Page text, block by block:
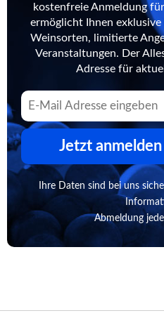
kostenfreie Anmeldung
ermöglicht Ihnen
Weinsorten, limitierte
Veranstaltungen. Der
Adresse für
Jetzt
Ihre Daten sind bei uns
Abmeldung